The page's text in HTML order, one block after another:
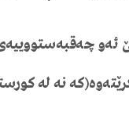
ئەو
(کە نە لە